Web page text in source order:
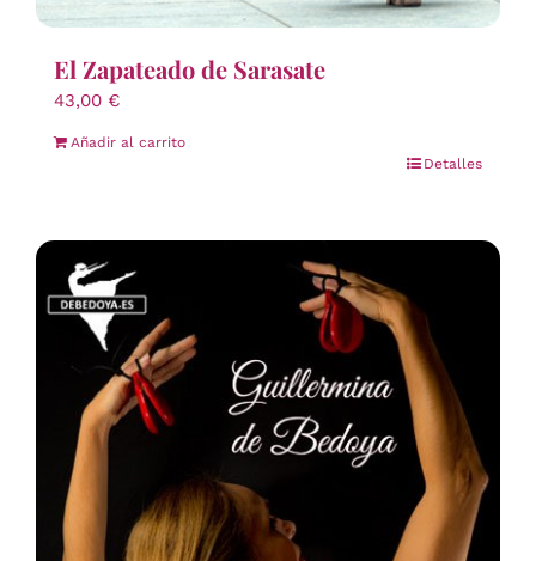
El Zapateado de Sarasate
43,00 €
Añadir al carrito
Detalles